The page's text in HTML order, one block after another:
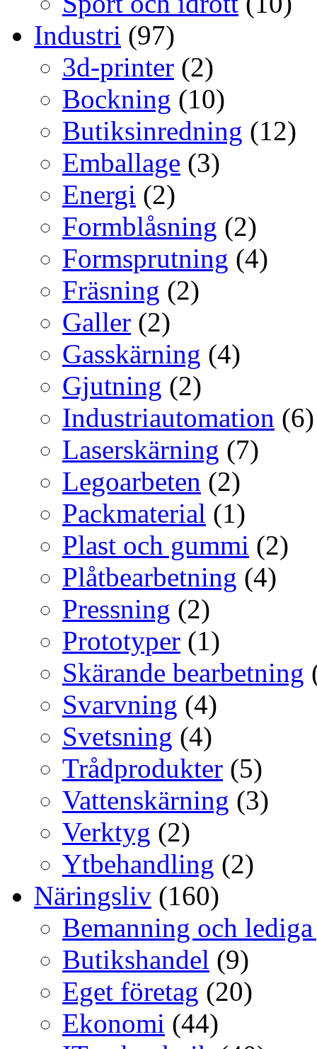
Industri (97)
3d-printer (2)
Bockning (10)
Butiksinredning (12)
Emballage (3)
Energi (2)
Formblåsning (2)
Formsprutning (4)
Fräsning (2)
Galler (2)
Gasskärning (4)
Gjutning (2)
Industriautomation (6)
Laserskärning (7)
Legoarbeten (2)
Packmaterial (1)
Plast och gummi (2)
Plåtbearbetning (4)
Pressning (2)
Prototyper (1)
Skärande bearbetning
Svarvning (4)
Svetsning (4)
Trådprodukter (5)
Vattenskärning (3)
Verktyg (2)
Ytbehandling (2)
Näringsliv (160)
Bemanning och
Butikshandel (9)
Eget företag (20)
Ekonomi (44)